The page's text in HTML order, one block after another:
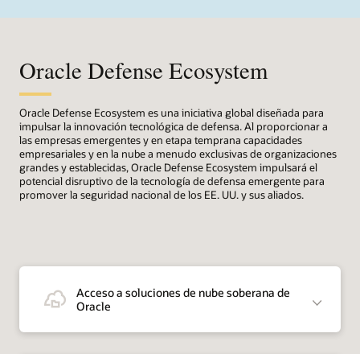
Oracle Defense Ecosystem
Oracle Defense Ecosystem es una iniciativa global diseñada para
impulsar la innovación tecnológica de defensa. Al proporcionar a
las empresas emergentes y en etapa temprana capacidades
empresariales y en la nube a menudo exclusivas de organizaciones
grandes y establecidas, Oracle Defense Ecosystem impulsará el
potencial disruptivo de la tecnología de defensa emergente para
promover la seguridad nacional de los EE. UU. y sus aliados.
Acceso a soluciones de nube soberana de
Oracle